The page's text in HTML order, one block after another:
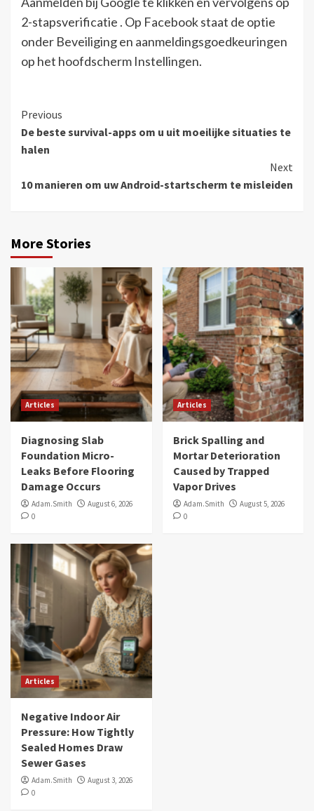
2-stapsverificatie . Op Facebook staat de optie
onder Beveiliging en aanmeldingsgoedkeuringen
op het hoofdscherm Instellingen.
Continue
Reading
Previous
De beste survival-apps om u uit moeilijke situaties te
halen
Next
10 manieren om uw Android-startscherm te misleiden
More Stories
Articles
Diagnosing Slab
Foundation Micro-
Leaks Before Flooring
Damage Occurs
Adam.Smith
August 6, 2026
0
Articles
Brick Spalling and
Mortar Deterioration
Caused by Trapped
Vapor Drives
Adam.Smith
August 5, 2026
0
Articles
Negative Indoor Air
Pressure: How Tightly
Sealed Homes Draw
Sewer Gases
Adam.Smith
August 3, 2026
0